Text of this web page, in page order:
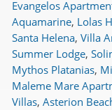
Evangelos
Aquamarine, Lolas
Santa Helena, Villa
Summer Lodge,
Mythos Platanias,
Maleme Mare
Villas, Asterion